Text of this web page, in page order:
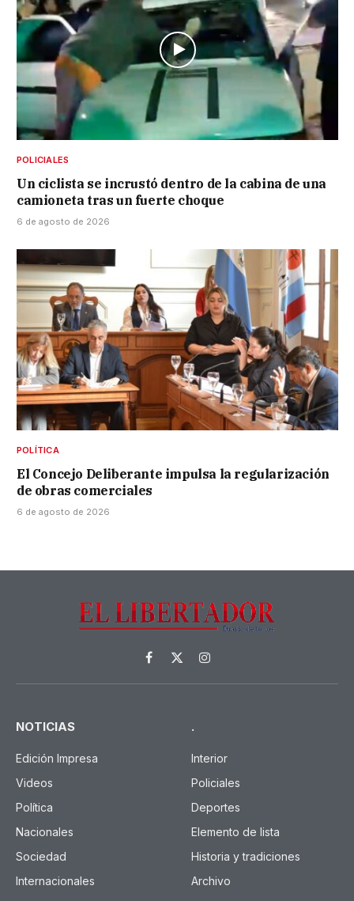
POLICIALES
Un ciclista se incrustó dentro de la cabina de una
camioneta tras un fuerte choque
6 de agosto de 2026
POLÍTICA
El Concejo Deliberante impulsa la regularización
de obras comerciales
6 de agosto de 2026
Facebook
X
(Twitter)
Instagram
NOTICIAS
Edición Impresa
Videos
Política
Nacionales
Sociedad
Internacionales
.
Interior
Policiales
Deportes
Elemento de lista
Historia y tradiciones
Archivo